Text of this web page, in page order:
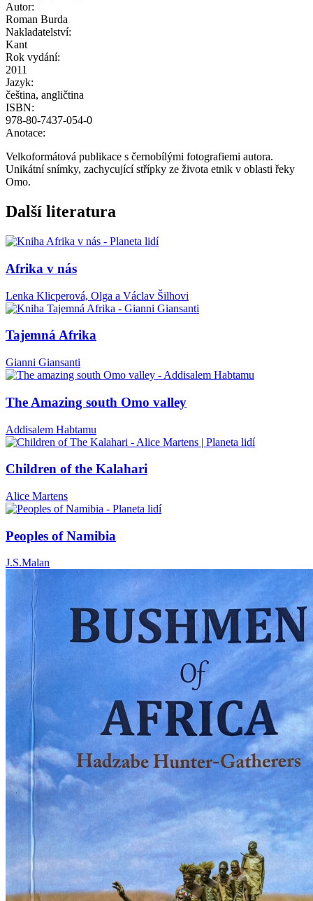
Autor:
Roman Burda
Nakladatelství:
Kant
Rok vydání:
2011
Jazyk:
čeština, angličtina
ISBN:
978-80-7437-054-0
Anotace:
Velkoformátová publikace s černobílými fotografiemi autora.
Unikátní snímky, zachycující střípky ze života etnik v oblasti řeky
Omo.
Další literatura
Afrika v nás
Lenka Klicperová, Olga a Václav Šilhovi
Tajemná Afrika
Gianni Giansanti
The Amazing south Omo valley
Addisalem Habtamu
Children of the Kalahari
Alice Martens
Peoples of Namibia
J.S.Malan